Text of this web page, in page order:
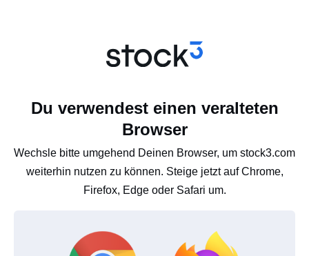
Du verwendest einen veralteten
Browser
Wechsle bitte umgehend Deinen Browser, um stock3.com
weiterhin nutzen zu können. Steige jetzt auf Chrome,
Firefox, Edge oder Safari um.